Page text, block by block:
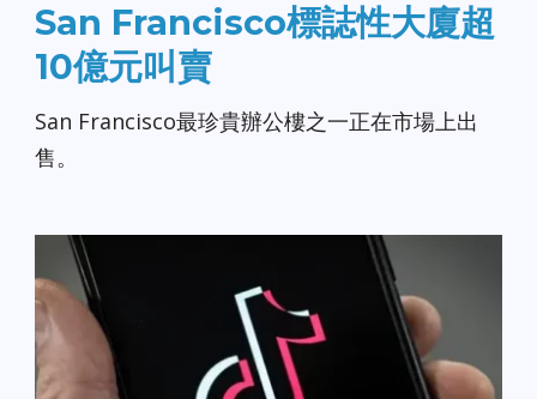
San Francisco標誌性大廈超
10億元叫賣
San Francisco最珍貴辦公樓之一正在市場上出
售。